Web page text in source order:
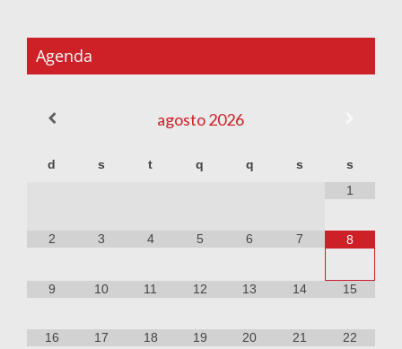
Agenda
agosto2026
d s t q q s
s
1
2 3 4 5 6 7 8
9 10 11 12 13 14 15
16 17 18 19 20 21 22